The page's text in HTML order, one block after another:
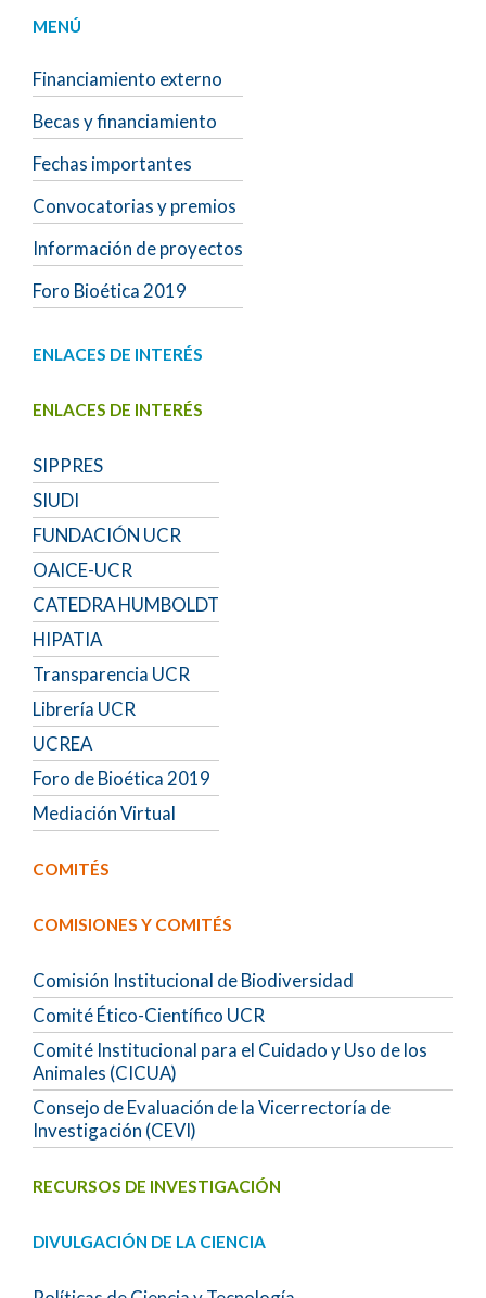
MENÚ
Financiamiento externo
Becas y financiamiento
Fechas importantes
Convocatorias y premios
Información de proyectos
Foro Bioética 2019
ENLACES DE INTERÉS
ENLACES DE INTERÉS
SIPPRES
SIUDI
FUNDACIÓN UCR
OAICE-UCR
CATEDRA HUMBOLDT
HIPATIA
Transparencia UCR
Librería UCR
UCREA
Foro de Bioética 2019
Mediación Virtual
COMITÉS
COMISIONES Y COMITÉS
Comisión Institucional de Biodiversidad
Comité Ético-Científico UCR
Comité Institucional para el Cuidado y Uso de los
Animales (CICUA)
Consejo de Evaluación de la Vicerrectoría de
Investigación (CEVI)
RECURSOS DE INVESTIGACIÓN
DIVULGACIÓN DE LA CIENCIA